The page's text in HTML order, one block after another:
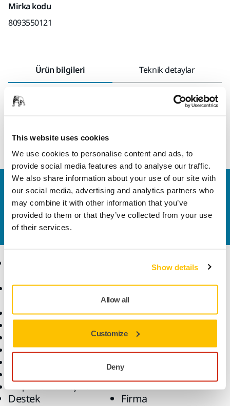
This website uses cookies
We use cookies to personalise content and ads, to
provide social media features and to analyse our traffic.
We also share information about your use of our site with
our social media, advertising and analytics partners who
may combine it with other information that you’ve
provided to them or that they’ve collected from your use
of their services.
Show details
Allow all
Customize
Deny
Mirka kodu
8093550121
Ürün bilgileri Teknik detaylar
Yüzey finisajı için Quick Disk (Hızlı Disk). Diskin tipik TR (SL3)
hızı 19 000 rpm.
Bize Ulaşın
Daha fazla bilgi edinmek ister misiniz? Lütfen bizimle
iletişime geçinve uzman ekibimiz sorularınızı
yanıtlasın.
Aksesuarlar ve Sarf
Bütün Ürünler
Robotik ve Otomasyon
Uzmanlık
Sektörler
Uygulamalar
Çözümler
Destek Firma